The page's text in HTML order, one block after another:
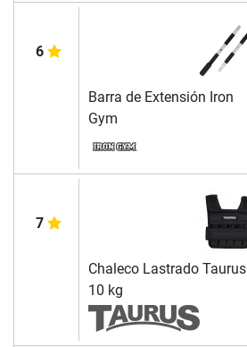
6
Barra de Extensión Iron
Gym
7
Chaleco Lastrado Taurus
10 kg